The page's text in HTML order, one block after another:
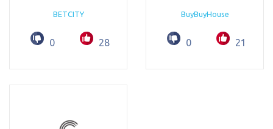
BETCITY
0 28
BuyBuyHouse
0 21